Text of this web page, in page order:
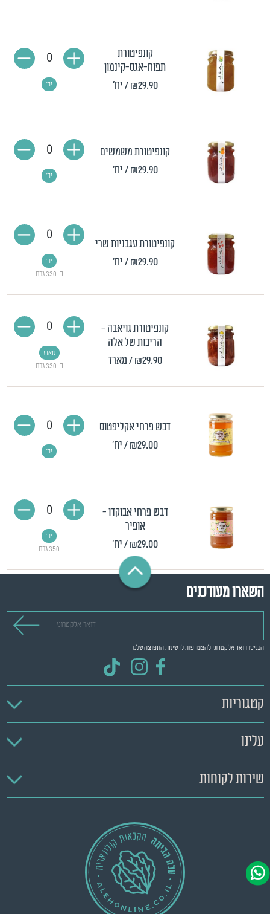
קונפיטורת
תפוח-אגס-קינמון
₪29.90 / יח' יח'
0
קונפיטורת משמשים
₪29.90 / יח' יח'
0
קונפיטורת עגבניות שרי
₪29.90 / יח'
כ-330 גרם
יח'
0
קונפיטורת גויאבה -
הריבות של אלה
₪29.90 / מארז כ-330 גרם
מארז
0
דבש פרחי אקליפטוס
₪29.00/ יח' יח'
0
דבש פרחי אבוקדו -
אופיר
₪29.00/ יח' 350 גרם
יח'
0
השארו מעודכנים
הכניסו דואר אלקטרוני להצטרפות לרשימת התפוצה שלנו
קטגוריות
עלינו
שירות לקוחות